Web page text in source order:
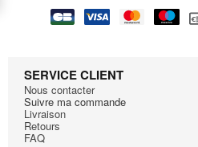
SERVICE CLIENT
Nous contacter
Suivre ma commande
Livraison
Retours
FAQ